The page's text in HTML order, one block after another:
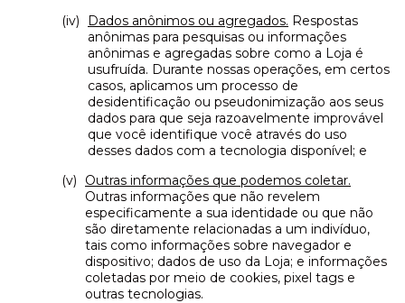
Dados anônimos ou agregados. Respostas
anônimas para pesquisas ou informações
anônimas e agregadas sobre como a Loja é
usufruída. Durante nossas operações, em certos
casos, aplicamos um processo de
desidentificação ou pseudonimização aos seus
dados para que seja razoavelmente improvável
que você identifique você através do uso
desses dados com a tecnologia disponível; e
Outras informações que podemos coletar.
Outras informações que não revelem
especificamente a sua identidade ou que não
são diretamente relacionadas a um indivíduo,
tais como informações sobre navegador e
dispositivo; dados de uso da Loja; e informações
coletadas por meio de cookies, pixel tags e
outras tecnologias.